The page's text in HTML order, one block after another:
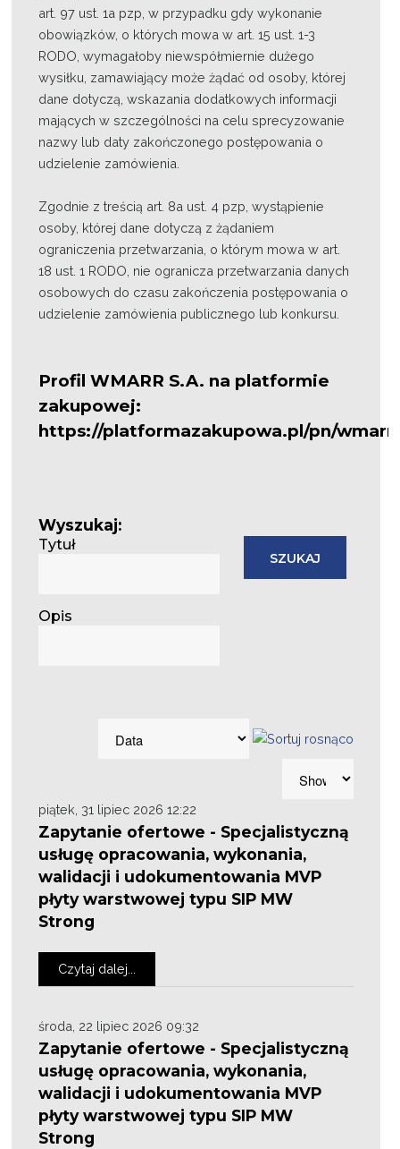
art. 97 ust. 1a pzp, w przypadku gdy wykonanie
obowiązków, o których mowa w art. 15 ust. 1-3
RODO, wymagałoby niewspółmiernie dużego
wysiłku, zamawiający może żądać od osoby, której
dane dotyczą, wskazania dodatkowych informacji
mających w szczególności na celu sprecyzowanie
nazwy lub daty zakończonego postępowania o
udzielenie zamówienia.
Zgodnie z treścią art. 8a ust. 4 pzp, wystąpienie
osoby, której dane dotyczą z żądaniem
ograniczenia przetwarzania, o którym mowa w art.
18 ust. 1 RODO, nie ogranicza przetwarzania danych
osobowych do czasu zakończenia postępowania o
udzielenie zamówienia publicznego lub konkursu.
Profil WMARR S.A. na platformie
zakupowej:
https://platformazakupowa.pl/pn/
Wyszukaj:
Tytuł
Opis
piątek, 31 lipiec 2026 12:22
Zapytanie ofertowe - Specjalistyczną
usługę opracowania, wykonania,
walidacji i udokumentowania MVP
płyty warstwowej typu SIP MW
Strong
Czytaj dalej...
środa, 22 lipiec 2026 09:32
Zapytanie ofertowe - Specjalistyczną
usługę opracowania, wykonania,
walidacji i udokumentowania MVP
płyty warstwowej typu SIP MW
Strong